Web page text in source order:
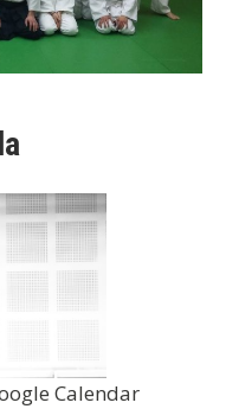
Calendar